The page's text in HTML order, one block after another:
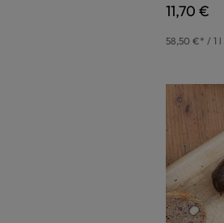
11,70 €
58,50 €* / 1 l